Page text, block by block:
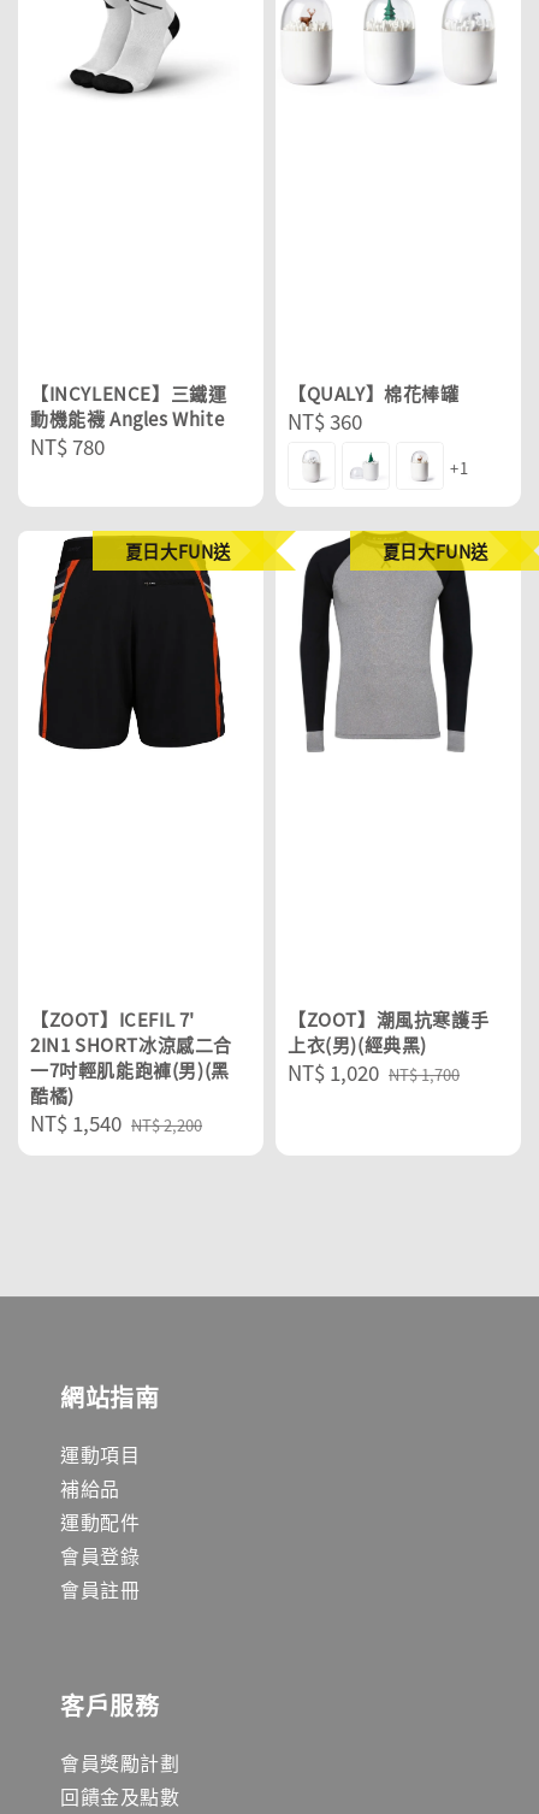
【INCYLENCE】三鐵運
動機能襪 Angles White
Regular
NT$ 780
【QUALY】棉花棒罐
Regular
price
NT$ 360
+1
夏日大FUN送
【ZOOT】ICEFIL 7'
2IN1 SHORT冰涼感二合
一7吋輕肌能跑褲(男)(黑
酷橘)
Sale
price
NT$ 1,540 Regular
price
NT$ 2,200
夏日大FUN送
【ZOOT】潮風抗寒護手
上衣(男)(經典黑)
Sale
NT$ 1,020 Regular
NT$ 1,700
網站指南
運動項目
補給品
運動配件
會員登錄
會員註冊
客戶服務
會員獎勵計劃
回饋金及點數